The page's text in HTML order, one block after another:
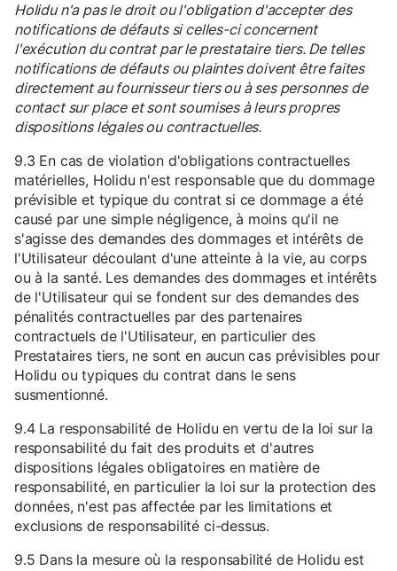
Holidu n'a pas le droit ou l'obligation d'accepter des
notifications de défauts si celles-ci concernent
l'exécution du contrat par le prestataire tiers. De telles
notifications de défauts ou plaintes doivent être faites
directement au fournisseur tiers ou à ses personnes de
contact sur place et sont soumises à leurs propres
dispositions légales ou contractuelles.
9.3 En cas de violation d'obligations contractuelles
matérielles, Holidu n'est responsable que du dommage
prévisible et typique du contrat si ce dommage a été
causé par une simple négligence, à moins qu'il ne
s'agisse des demandes des dommages et intérêts de
l'Utilisateur découlant d'une atteinte à la vie, au corps
ou à la santé. Les demandes des dommages et intérêts
de l'Utilisateur qui se fondent sur des demandes des
pénalités contractuelles par des partenaires
contractuels de l'Utilisateur, en particulier des
Prestataires tiers, ne sont en aucun cas prévisibles pour
Holidu ou typiques du contrat dans le sens
susmentionné.
9.4 La responsabilité de Holidu en vertu de la loi sur la
responsabilité du fait des produits et d'autres
dispositions légales obligatoires en matière de
responsabilité, en particulier la loi sur la protection des
données, n'est pas affectée par les limitations et
exclusions de responsabilité ci-dessus.
9.5 Dans la mesure où la responsabilité de Holidu est